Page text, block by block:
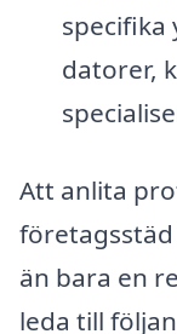
specifika
datorer,
Att anlita
än bara en
leda till